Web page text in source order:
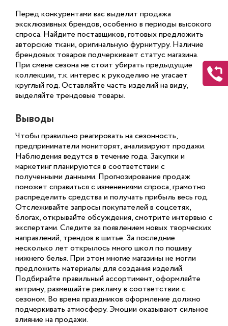
Перед конкурентами вас выделит продажа
эксклюзивных брендов, особенно в периоды высокого
спроса. Найдите поставщиков, готовых предложить
авторские ткани, оригинальную фурнитуру. Наличие
брендовых товаров подчеркивает статус магазина.
При смене сезона не стоит убирать предыдущие
коллекции, т.к. интерес к рукоделию не угасает
круглый год. Оставляйте часть изделий на виду,
выделяйте трендовые товары.
Выводы
Чтобы правильно реагировать на сезонность,
предприниматели мониторят, анализируют продажи.
Наблюдения ведутся в течение года. Закупки и
маркетинг планируются в соответствии с
полученными данными. Прогнозирование продаж
поможет справиться с изменениями спроса, грамотно
распределить средства и получать прибыль весь год.
Отслеживайте запросы покупателей в соцсетях,
блогах, открывайте обсуждения, смотрите интервью с
экспертами. Следите за появлением новых творческих
направлений, трендов в шитье. За последние
несколько лет открылось много школ по пошиву
нижнего белья. При этом многие магазины не могли
предложить материалы для создания изделий.
Подбирайте правильный ассортимент, оформляйте
витрину, размещайте рекламу в соответствии с
сезоном. Во время праздников оформление должно
подчеркивать атмосферу. Эмоции оказывают сильное
влияние на продажи.